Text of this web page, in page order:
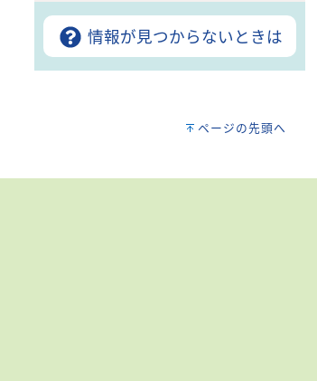
情報が見つからないときは
ページの先頭へ